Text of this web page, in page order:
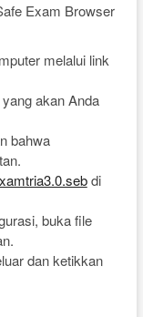
Exam Browser
melalui link
akan Anda
bahwa
di
buka file
dan ketikkan